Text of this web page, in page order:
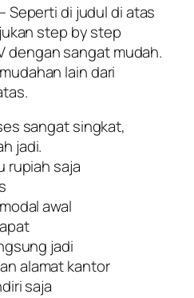
Seperti di judul di atas
step by step
dengan sangat mudah.
lain dari
sangat singkat,
jadi.
rupiah saja
awal
jadi
alamat kantor
saja